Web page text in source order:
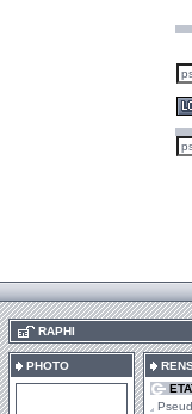
RAPHI
PHOTO